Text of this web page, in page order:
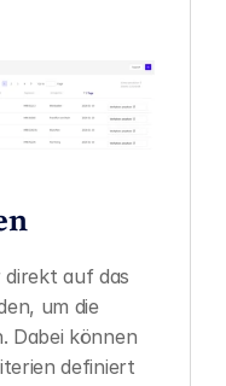
direkt auf das
um die
Dabei können
definiert